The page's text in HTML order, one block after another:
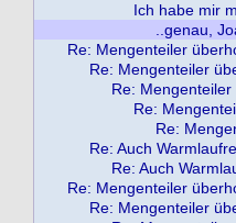
Ich habe mir
..genau,
Re: Mengenteiler
Re: Mengenteiler
Re:
Re:
Re:
Re: Auch
Re: Auch
Re: Mengenteiler
Re: Mengenteiler